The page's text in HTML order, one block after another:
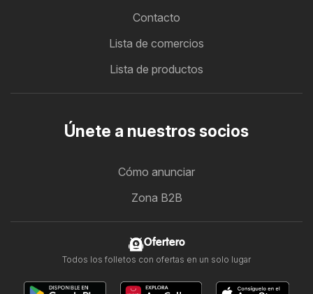
Contacto
Lista de comercios
Lista de productos
Únete a nuestros socios
Cómo anunciar
Zona B2B
Ofertero
Todos los folletos con ofertas en un solo lugar